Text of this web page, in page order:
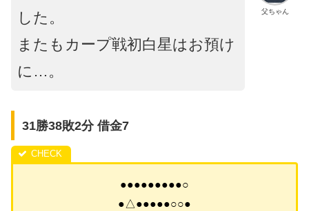
父ちゃん
した。
またもカープ戦初白星はお預け
に…。
31勝38敗2分 借金7
●●●●●●●●●○
●△●●●●●○○●